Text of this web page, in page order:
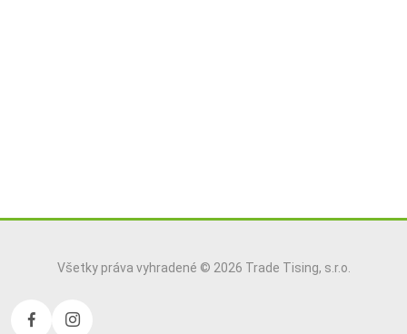
Všetky práva vyhradené © 2026 Trade Tising, s.r.o.